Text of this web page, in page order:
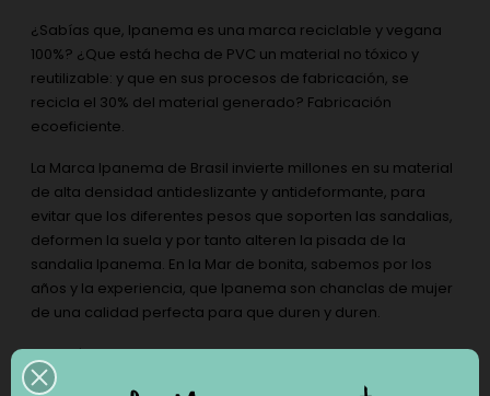
¿Sabías que, Ipanema es una marca reciclable y vegana
100%? ¿Que está hecha de PVC un material no tóxico y
reutilizable: y que en sus procesos de fabricación, se
recicla el 30% del material generado? Fabricación
ecoeficiente.
La Marca Ipanema de Brasil invierte millones en su material
de alta densidad antideslizante y antideformante, para
evitar que los diferentes pesos que soporten las sandalias,
deformen la suela y por tanto alteren la pisada de la
sandalia Ipanema. En la Mar de bonita, sabemos por los
años y la experiencia, que Ipanema son chanclas de mujer
de una calidad perfecta para que duren y duren.
Además, suelen tener diseños como este, un diseño de
imitación a la sandalia trenzada de cuero o cordón de